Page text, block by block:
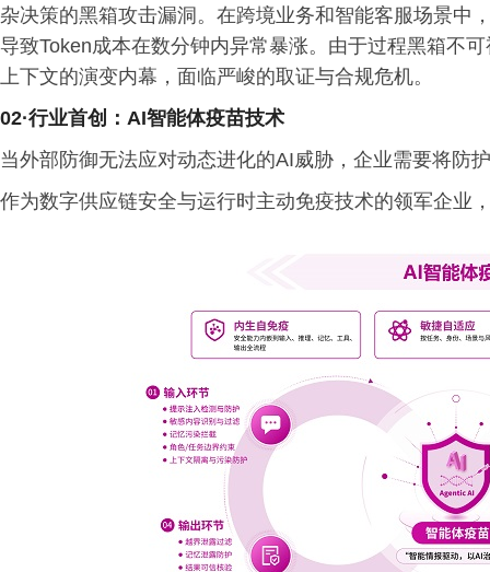
杂决策的黑箱攻击漏洞。在跨境业务和智能客服场景中
导致Token成本在数分钟内异常暴涨。由于过程黑箱不
上下文的演变内幕，面临严峻的取证与合规危机。
02·行业首创 ： AI智能体疫苗技术
当外部防御无法应对动态进化的AI威胁，企业需要将防
作为数字供应链安全与运行时主动免疫技术的领军企业